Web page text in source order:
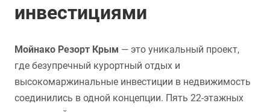
инвестициями
Мойнако Резорт Крым — это уникальный проект,
где безупречный курортный отдых и
высокомаржинальные инвестиции в недвижимость
соединились в одной концепции. Пять 22-этажных